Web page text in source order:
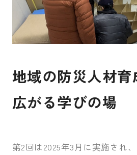
地域の防災人材育
広がる学びの場
第2回は2025年3月に実施され